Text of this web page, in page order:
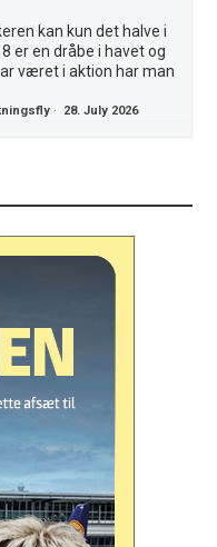
kan kun det halve i
er en dråbe i havet og
været i aktion har man
· 28. July 2026